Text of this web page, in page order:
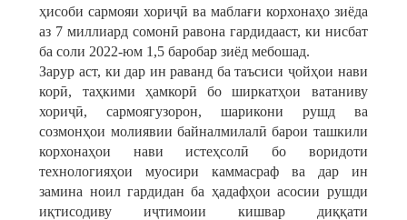
ҳисоби сармояи хориҷӣ ва маблағи корхонаҳо зиёда
аз 7 миллиард сомонӣ равона гардидааст, ки нисбат
ба соли 2022-юм 1,5 баробар зиёд мебошад.
Зарур аст, ки дар ин раванд ба таъсиси ҷойҳои нави
корӣ, таҳкими ҳамкорӣ бо ширкатҳои ватаниву
хориҷӣ, сармоягузорон, шарикони рушд ва
созмонҳои молиявии байналмилалӣ барои ташкили
корхонаҳои нави истеҳсолӣ бо воридоти
технологияҳои муосири каммасраф ва дар ин
замина ноил гардидан ба ҳадафҳои асосии рушди
иқтисодиву иҷтимоии кишвар диққати